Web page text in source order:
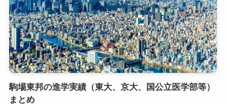
駒場東邦の進学実績（東大、京大、国公立医学部等）
まとめ